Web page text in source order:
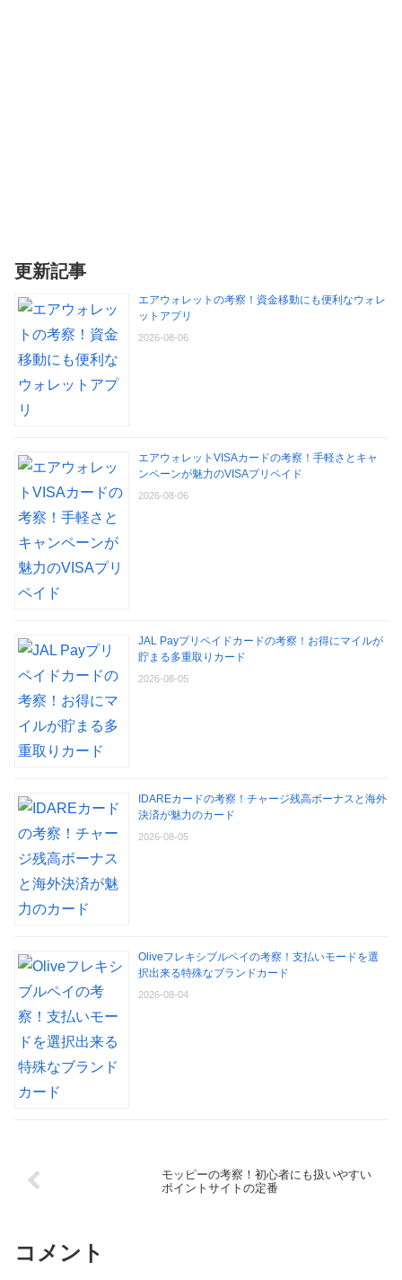
更新記事
エアウォレットの考察！資金移動にも便利なウォレ
ットアプリ
2026-08-06
エアウォレットVISAカードの考察！手軽さとキャ
ンペーンが魅力のVISAプリペイド
2026-08-06
JAL Payプリペイドカードの考察！お得にマイルが
貯まる多重取りカード
2026-08-05
IDAREカードの考察！チャージ残高ボーナスと海外
決済が魅力のカード
2026-08-05
Oliveフレキシブルペイの考察！支払いモードを選
択出来る特殊なブランドカード
2026-08-04
モッピーの考察！初心者にも扱いやすい
ポイントサイトの定番
コメント